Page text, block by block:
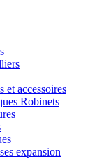
et accessoires
Robinets
expansion